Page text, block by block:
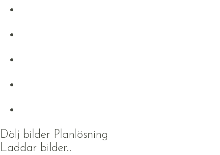
Dölj bilder Planlösning
Laddar bilder...